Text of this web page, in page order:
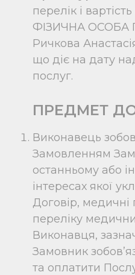
перелік і
ФІЗИЧНА ОСОБА
Ричкова
що діє на дату
послуг.
ПРЕДМЕТ
Виконавець
Замовленням
останньому або
інтересах якої
Договір, медичні
переліку
Виконавця,
Замовник
та оплатити